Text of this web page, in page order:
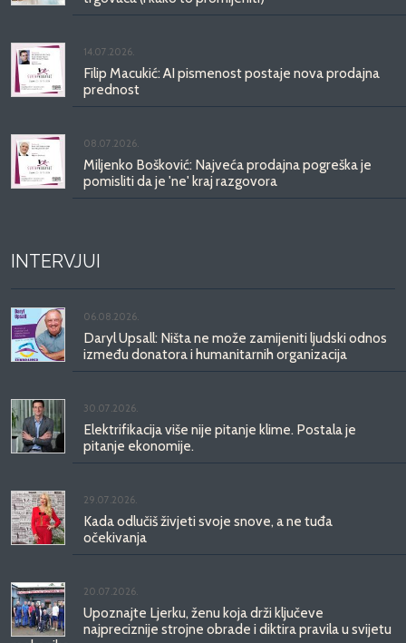
14.07.2026.
Filip Macukić: AI pismenost postaje nova prodajna
prednost
08.07.2026.
Miljenko Bošković: Najveća prodajna pogreška je
pomisliti da je 'ne' kraj razgovora
INTERVJUI
06.08.2026.
Daryl Upsall: Ništa ne može zamijeniti ljudski odnos
između donatora i humanitarnih organizacija
30.07.2026.
Elektrifikacija više nije pitanje klime. Postala je
pitanje ekonomije.
29.07.2026.
Kada odlučiš živjeti svoje snove, a ne tuđa
očekivanja
20.07.2026.
Upoznajte Ljerku, ženu koja drži ključeve
najpreciznije strojne obrade i diktira pravila u svijetu